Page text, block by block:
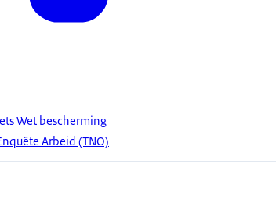
Wet bescherming
Arbeid (TNO)